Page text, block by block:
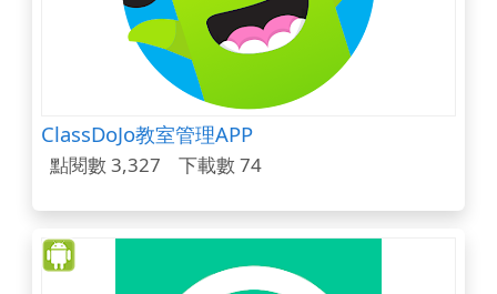
ClassDoJo教室管理APP
點閱數 3,327 下載數 74